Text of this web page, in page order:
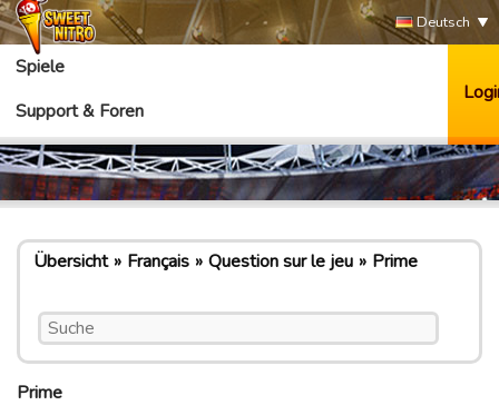
Deutsch
Spiele
Support & Foren
Übersicht Français Question sur le jeu Prime
Prime